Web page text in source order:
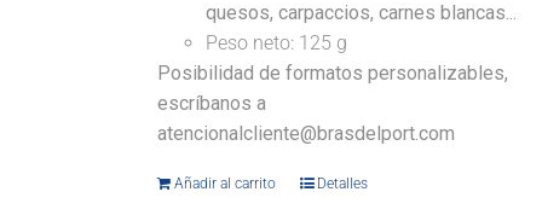
quesos, carpaccios, carnes blancas...
Peso neto: 125 g
Posibilidad de formatos personalizables,
escríbanos a
atencionalcliente@brasdelport.com
Añadir al carrito Detalles